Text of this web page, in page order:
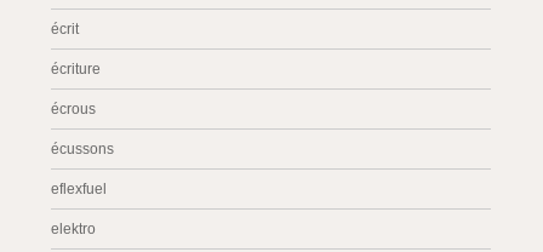
écrit
écriture
écrous
écussons
eflexfuel
elektro